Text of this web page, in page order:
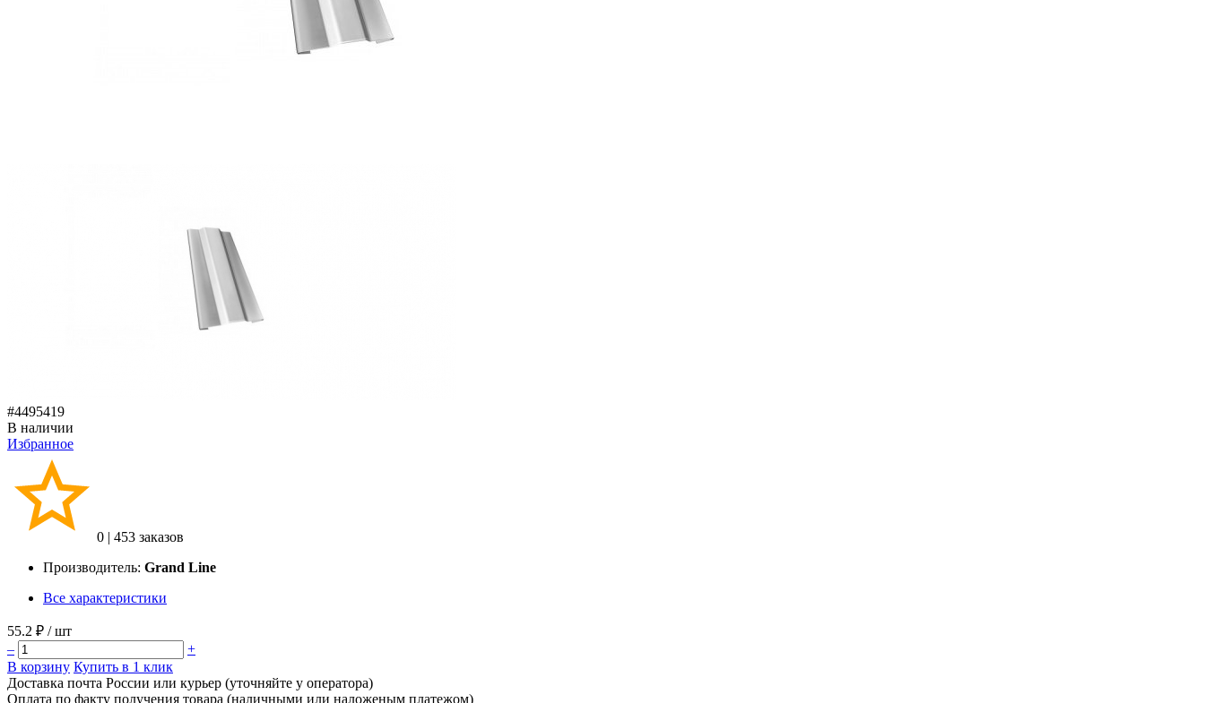
#4495419
В наличии
Избранное
0 | 453 заказов
Производитель: Grand Line
Все характеристики
55.2 ₽ / шт
–
+
В корзину Купить в 1 клик
Доставка почта России или курьер (уточняйте у оператора)
Оплата по факту получения товара (наличными или наложеным платежом)